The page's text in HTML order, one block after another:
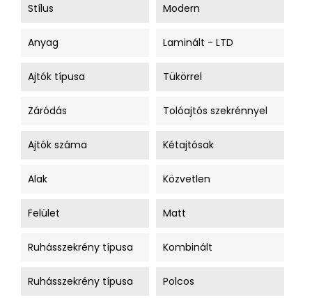
Stílus Modern
Anyag Laminált - LTD
Ajtók típusa Tükörrel
Záródás Tolóajtós szekrénnyel
Ajtók száma Kétajtósak
Alak Közvetlen
Felület Matt
Ruhásszekrény típusa Kombinált
Ruhásszekrény típusa Polcos